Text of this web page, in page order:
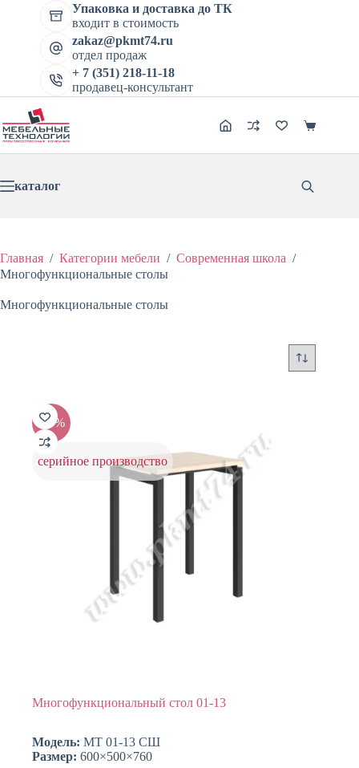
Упаковка и доставка до ТК
входит в стоимость
zakaz@pkmt74.ru
отдел продаж
+ 7 (351) 218-11-18
продавец-консультант
Корзина
каталог
Главная / Категории мебели / Современная школа /
Многофункциональные столы
Многофункциональные столы
-20%
серийное производство
Многофункциональный стол 01-13
Модель: МТ 01-13 СШ
Размер: 600×500×760